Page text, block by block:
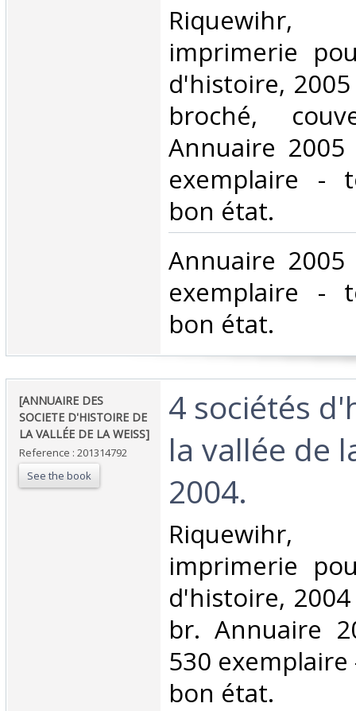
imprimerie
d'histoire,
broché,
Annuaire
exemplaire -
bon état.‎
‎Annuaire
exemplaire -
bon état.‎
‎[ANNUAIRE DES
SOCIETE D'HISTOIRE DE
LA VALLÉE DE LA WEISS]‎
Reference : 201314792
See the book
‎4 sociétés
la vallée de
2004. ‎
imprimerie
d'histoire,
br. Annuaire
530
bon état.‎